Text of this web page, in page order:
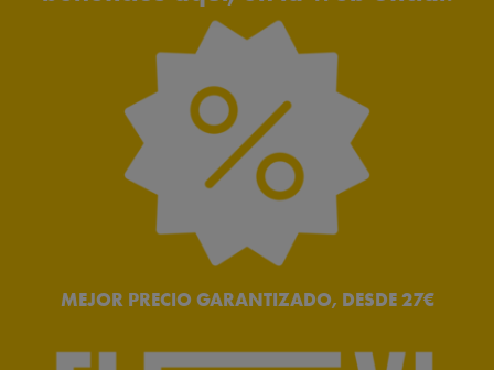
MEJOR PRECIO GARANTIZADO, DESDE 27€